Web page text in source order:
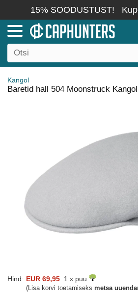
15% SOODUSTUST!
Kangol
Baretid hall 504 Moonstruck Kangol
Hind: EUR 69,95 1 x puu
(Lisa korvi toetamiseks metsa